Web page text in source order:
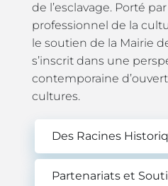
de l’esclavage. Porté
professionnel de la
le soutien de la Mairie
s’inscrit dans une
contemporaine
cultures.
Des Racines
Partenariats et